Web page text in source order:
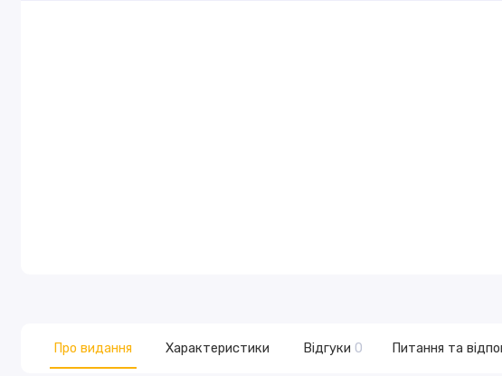
Про видання Характеристики Відгуки 0 Питання та